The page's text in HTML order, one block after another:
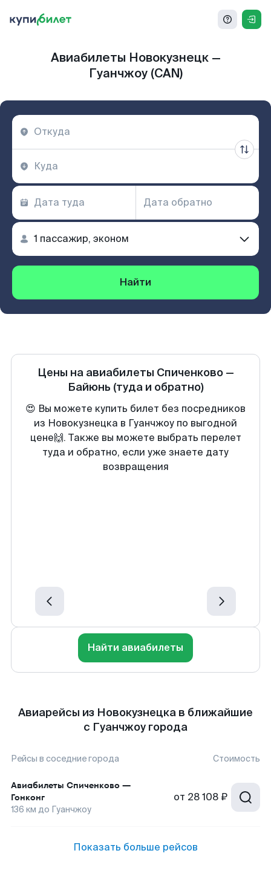
Авиабилеты Новокузнецк —
Гуанчжоу (CAN)
Найти
Цены на авиабилеты Спиченково—
Байюнь (туда и обратно)
😍 Вы можете купить билет без посредников
из Новокузнецка в Гуанчжоу по выгодной
цене🙌. Также вы можете выбрать перелет
туда и обратно, если уже знаете дату
возвращения
Найти авиабилеты
Авиарейсы из Новокузнецка в ближайшие
с Гуанчжоу города
Рейсы в соседние города Стоимость
Авиабилеты Спиченково —
Гонконг
136 км до Гуанчжоу
от 28 108 ₽
Показать больше рейсов